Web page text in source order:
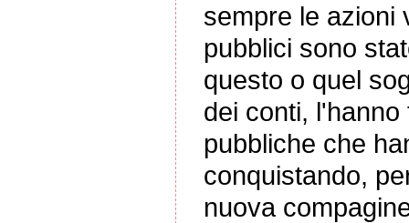
sempre le azioni
pubblici sono
questo o quel
dei conti,
pubbliche che
conquistando,
nuova